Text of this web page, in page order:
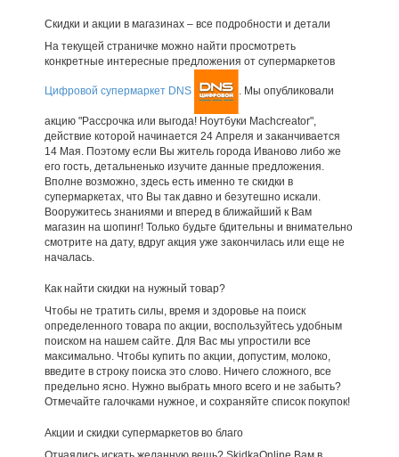
Скидки и акции в магазинах – все подробности и детали
На текущей страничке можно найти просмотреть
конкретные интересные предложения от супермаркетов
Цифровой супермаркет DNS . Мы опубликовали
акцию "Рассрочка или выгода! Ноутбуки Machcreator",
действие которой начинается 24 Апреля и заканчивается
14 Мая. Поэтому если Вы житель города Иваново либо же
его гость, детальненько изучите данные предложения.
Вполне возможно, здесь есть именно те скидки в
супермаркетах, что Вы так давно и безутешно искали.
Вооружитесь знаниями и вперед в ближайший к Вам
магазин на шопинг! Только будьте бдительны и внимательно
смотрите на дату, вдруг акция уже закончилась или еще не
началась.
Как найти скидки на нужный товар?
Чтобы не тратить силы, время и здоровье на поиск
определенного товара по акции, воспользуйтесь удобным
поиском на нашем сайте. Для Вас мы упростили все
максимально. Чтобы купить по акции, допустим, молоко,
введите в строку поиска это слово. Ничего сложного, все
предельно ясно. Нужно выбрать много всего и не забыть?
Отмечайте галочками нужное, и сохраняйте список покупок!
Акции и скидки супермаркетов во благо